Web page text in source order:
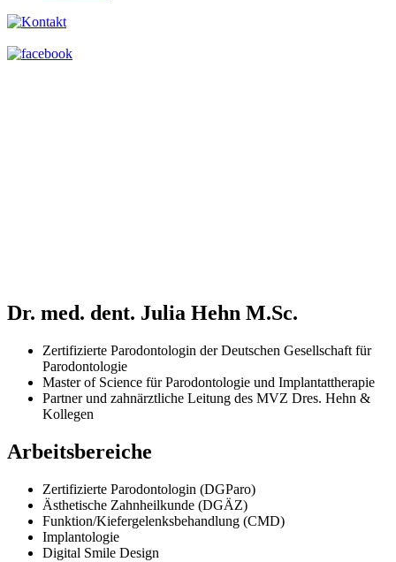
Dr. med. dent. Julia Hehn M.Sc.
Zertifizierte Parodontologin der Deutschen Gesellschaft für
Parodontologie
Master of Science für Parodontologie und Implantattherapie
Partner und zahnärztliche Leitung des MVZ Dres. Hehn &
Kollegen
Arbeitsbereiche
Zertifizierte Parodontologin (DGParo)
Ästhetische Zahnheilkunde (DGÄZ)
Funktion/Kiefergelenksbehandlung (CMD)
Implantologie
Digital Smile Design